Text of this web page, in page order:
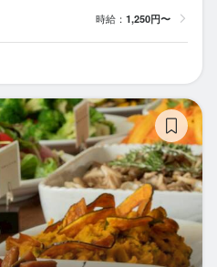
時給： 1,250円〜